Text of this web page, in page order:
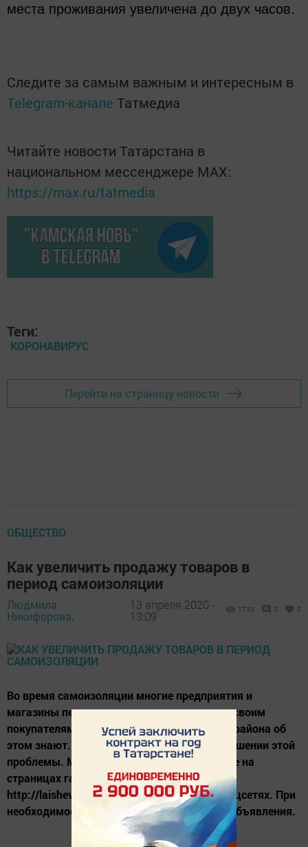
места проживания увеличена до двух часов.
Следите за самым важным и интересным в
Telegram-канале Татмедиа
Читайте новости Татарстана в
национальном мессенджере MАХ:
https://max.ru/tatmedia
Теги:
КОРОНАВИРУС
Перейти на страницу новости
ОБЩЕСТВО
Как увеличить продажу товаров в
период самоизоляции
Людмила
Никифорова,
13 апреля 2020 -
13:09
1733 0 0
Во время самоизоляции многие предприятия и
магазины перешли на доставку продуктов своим
покупателям. Но вот только не все жители района об
этом знают. Наша газета поможет вам в решении этой
проблемы. Мы разместим ваше объявление на
страницах газеты, на нашем сайте
http://laishevskyi.ru/ и в наших группах в соцсетях. При
необходимости поможем составить текст объявления.